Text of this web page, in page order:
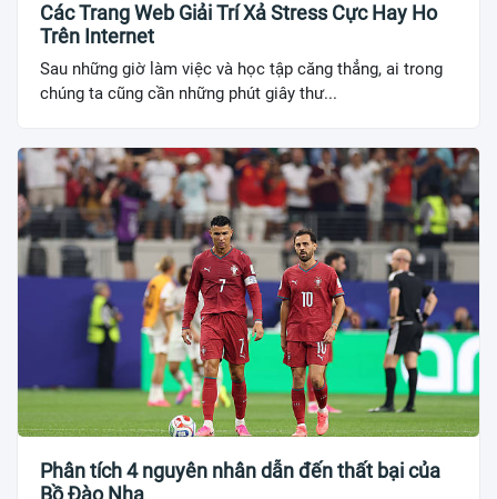
Các Trang Web Giải Trí Xả Stress Cực Hay Ho
Trên Internet
Sau những giờ làm việc và học tập căng thẳng, ai trong
chúng ta cũng cần những phút giây thư...
Phân tích 4 nguyên nhân dẫn đến thất bại của
Bồ Đào Nha